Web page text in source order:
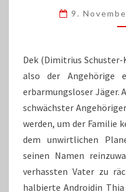
9.
Dek (Dimitrius
also der Angehörige
erbarmungsloser Jäger.
schwächster
werden, um der Familie
dem unwirtlichen
seinen Namen
verhassten Vater zu
halbierte Androidin